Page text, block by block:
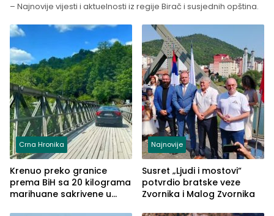
– Najnovije vijesti i aktuelnosti iz regije Birač i susjednih opština.
Crna Hronika
Krenuo preko granice
prema BiH sa 20 kilograma
marihuane sakrivene u
Najnovije
Susret „Ljudi i mostovi“
potvrdio bratske veze
Zvornika i Malog Zvornika